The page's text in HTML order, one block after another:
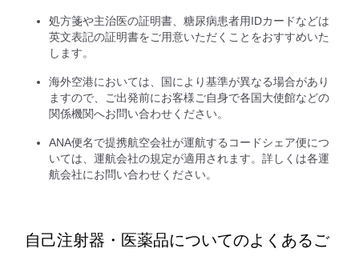
処方箋や主治医の証明書、糖尿病患者用IDカードなどは
英文表記の証明書をご用意いただくことをおすすめいた
します。
海外空港においては、国により基準が異なる場合があり
ますので、ご出発前にお客様ご自身で各国大使館などの
関係機関へお問い合わせください。
ANA便名で提携航空会社が運航するコードシェア便につ
いては、運航会社の規定が適用されます。詳しくは各運
航会社にお問い合わせください。
自己注射器・医薬品についてのよくあるご